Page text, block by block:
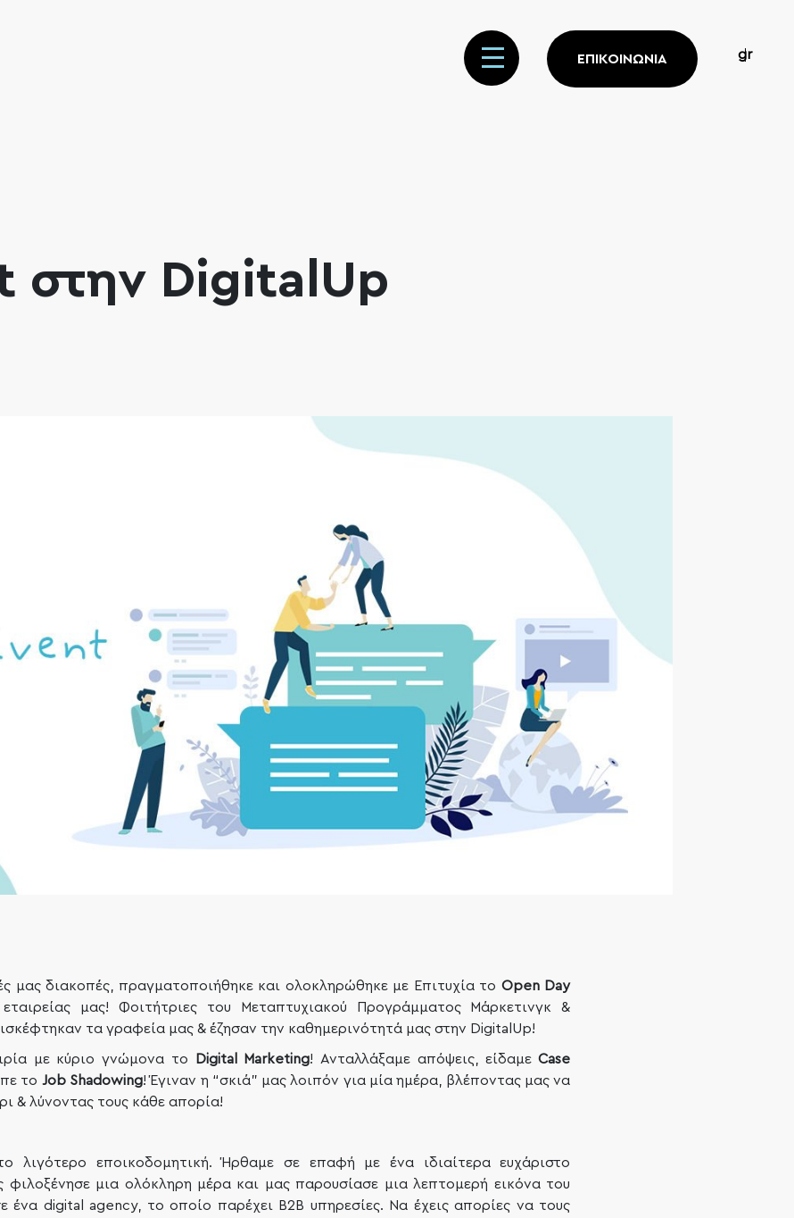
gr
ΕΠΙΚΟΙΝΩΝΙΑ
στην DigitalUp
μας διακοπές, πραγματοποιήθηκε και ολοκληρώθηκε με Επιτυχία το Open Day
μας! Φοιτήτριες του Μεταπτυχιακού Προγράμματος Μάρκετινγκ &
τα γραφεία μας & έζησαν την καθημερινότητά μας στην DigitalUp!
με κύριο γνώμονα το Digital Marketing! Ανταλλάξαμε απόψεις, είδαμεCase
το Job Shadowing! Έγιναν η “σκιά” μας λοιπόν για μία ημέρα, βλέποντας μας να
& λύνοντας τους κάθε απορία!
λιγότερο εποικοδομητική. Ήρθαμε σε επαφή με ένα ιδιαίτερα ευχάριστο
μια ολόκληρη μέρα και μας παρουσίασε μια λεπτομερή εικόνα του
ένα digital agency, το οποίο παρέχει B2B υπηρεσίες. Να έχεις απορίες να τους